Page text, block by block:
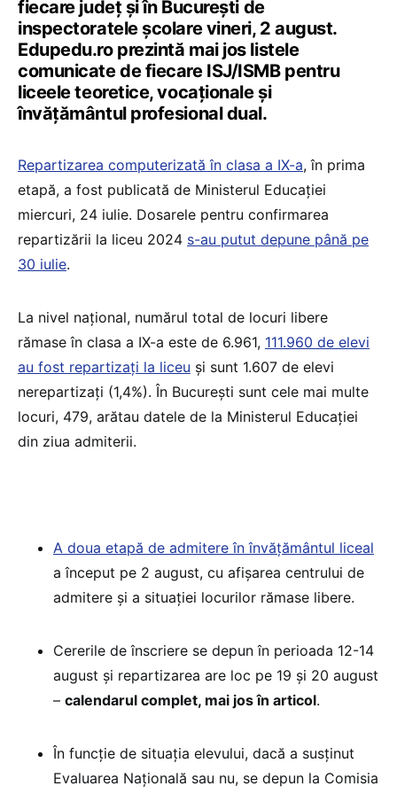
fiecare județ și în București de
inspectoratele școlare vineri, 2 august.
Edupedu.ro prezintă mai jos listele
comunicate de fiecare ISJ/ISMB pentru
liceele teoretice, vocaționale și
învățământul profesional dual.
Repartizarea computerizată în clasa a IX-a, în prima
etapă, a fost publicată de Ministerul Educației
miercuri, 24 iulie. Dosarele pentru confirmarea
repartizării la liceu 2024 s-au putut depune până pe
30 iulie.
La nivel național, numărul total de locuri libere
rămase în clasa a IX-a este de 6.961, 111.960 de elevi
au fost repartizați la liceu și sunt 1.607 de elevi
nerepartizați (1,4%). În București sunt cele mai multe
locuri, 479, arătau datele de la Ministerul Educației
din ziua admiterii.
A doua etapă de admitere în învățământul liceal
a început pe 2 august, cu afișarea centrului de
admitere și a situației locurilor rămase libere.
Cererile de înscriere se depun în perioada 12-14
august și repartizarea are loc pe 19 și 20 august
– calendarul complet, mai jos în articol.
În funcție de situația elevului, dacă a susținut
Evaluarea Națională sau nu, se depun la Comisia